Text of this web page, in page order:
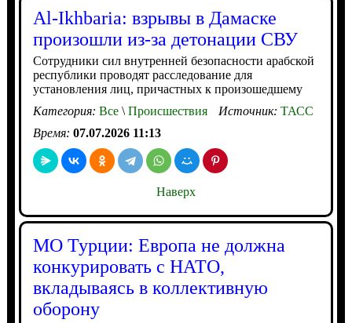
Al-Ikhbaria: взрывы в Дамаске
произошли из-за детонации СВУ
Сотрудники сил внутренней безопасности арабской
республики проводят расследование для
установления лиц, причастных к произошедшему
Категория: Все\Происшествия Источник: ТАСС
Время: 07.07.2026 11:13
Наверх
МО Турции: Европа не должна
конкурировать с НАТО,
вкладываясь в коллективную
оборону